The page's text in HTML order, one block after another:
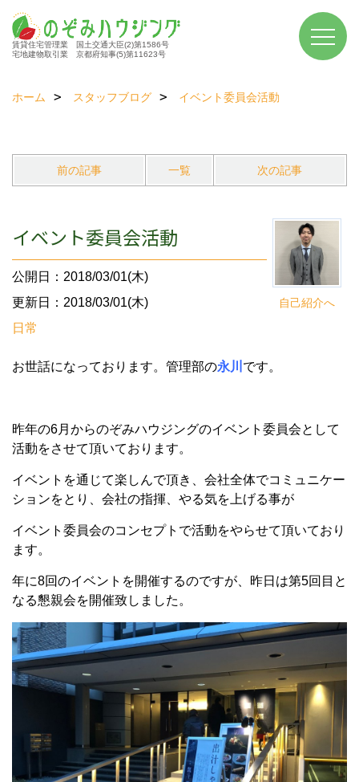
賃貸住宅管理業 国土交通大臣(2)第1586号
宅地建物取引業 京都府知事(5)第11623号
ホーム スタッフブログ イベント委員会活動
前の記事 一覧 次の記事
自己紹介へ
イベント委員会活動
公開日：2018/03/01(木)
更新日：2018/03/01(木)
日常
お世話になっております。管理部の永川 です。
昨年の6月からのぞみハウジングのイベント委員会として
活動をさせて頂いております。
イベントを通じて楽しんで頂き、会社全体でコミュニケー
ションをとり、会社の指揮、やる気を上げる事が
イベント委員会のコンセプトで活動をやらせて頂いており
ます。
年に8回のイベントを開催するのですが、昨日は第5回目と
なる懇親会を開催致しました。